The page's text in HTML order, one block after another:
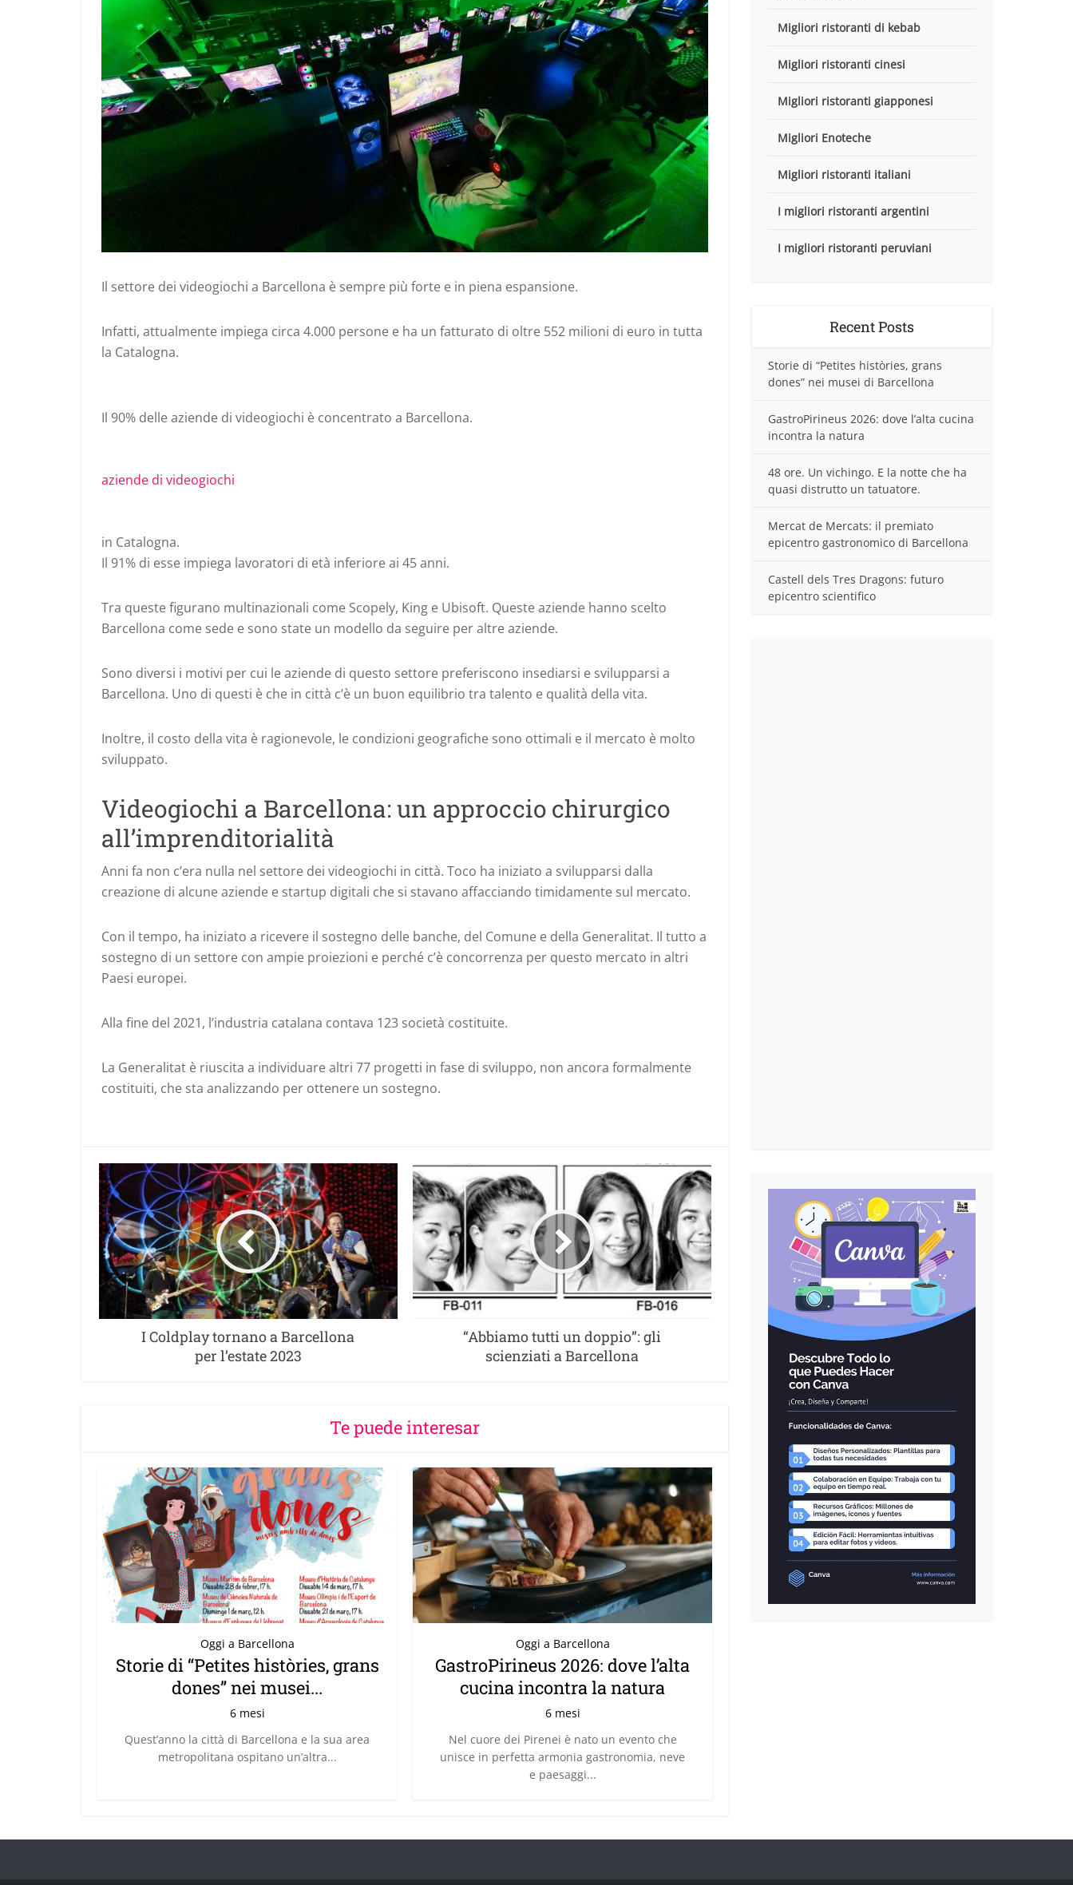
Il settore dei videogiochi a Barcellona è sempre più forte e in piena espansione.
Infatti, attualmente impiega circa 4.000 persone e ha un fatturato di oltre 552 milioni di euro in tutta
la Catalogna.
Il 90% delle aziende di videogiochi è concentrato a Barcellona.
aziende di videogiochi
in Catalogna.
Il 91% di esse impiega lavoratori di età inferiore ai 45 anni.
Tra queste figurano multinazionali come Scopely, King e Ubisoft. Queste aziende hanno scelto
Barcellona come sede e sono state un modello da seguire per altre aziende.
Sono diversi i motivi per cui le aziende di questo settore preferiscono insediarsi e svilupparsi a
Barcellona. Uno di questi è che in città c’è un buon equilibrio tra talento e qualità della vita.
Inoltre, il costo della vita è ragionevole, le condizioni geografiche sono ottimali e il mercato è molto
sviluppato.
Videogiochi a Barcellona: un approccio chirurgico
all’imprenditorialità
Anni fa non c’era nulla nel settore dei videogiochi in città. Toco ha iniziato a svilupparsi dalla
creazione di alcune aziende e startup digitali che si stavano affacciando timidamente sul mercato.
Con il tempo, ha iniziato a ricevere il sostegno delle banche, del Comune e della Generalitat. Il tutto a
sostegno di un settore con ampie proiezioni e perché c’è concorrenza per questo mercato in altri
Paesi europei.
Alla fine del 2021, l’industria catalana contava 123 società costituite.
La Generalitat è riuscita a individuare altri 77 progetti in fase di sviluppo, non ancora formalmente
costituiti, che sta analizzando per ottenere un sostegno.
I Coldplay tornano a Barcellona
per l’estate 2023
“Abbiamo tutti un doppio”: gli
scienziati a Barcellona
Te puede interesar
Oggi a Barcellona
Storie di “Petites històries, grans
dones” nei musei...
6 mesi
Quest’anno la città di Barcellona e la sua area
metropolitana ospitano un’altra...
Oggi a Barcellona
GastroPirineus 2026: dove l’alta
cucina incontra la natura
6 mesi
Nel cuore dei Pirenei è nato un evento che
unisce in perfetta armonia gastronomia, neve
e paesaggi...
Migliori ristoranti di kebab
Migliori ristoranti cinesi
Migliori ristoranti giapponesi
Migliori Enoteche
Migliori ristoranti italiani
I migliori ristoranti argentini
I migliori ristoranti peruviani
Recent Posts
Storie di “Petites històries, grans
dones” nei musei di Barcellona
GastroPirineus 2026: dove l’alta cucina
incontra la natura
48 ore. Un vichingo. E la notte che ha
quasi distrutto un tatuatore.
Mercat de Mercats: il premiato
epicentro gastronomico di Barcellona
Castell dels Tres Dragons: futuro
epicentro scientifico